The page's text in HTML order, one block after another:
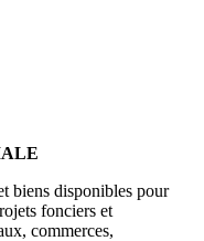
biens disponibles pour
fonciers et
commerces,